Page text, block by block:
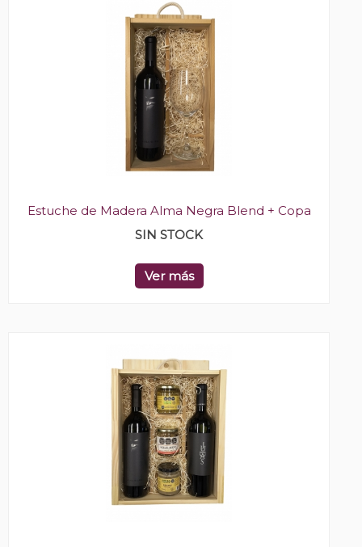
Estuche de Madera Alma Negra Blend + Copa
SIN STOCK
Ver más